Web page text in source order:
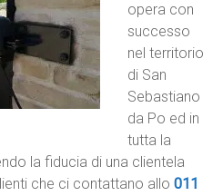
opera con
successo
nel territorio
di San
Sebastiano
da Po ed in
tutta la
la fiducia di una clientela
che ci contattano allo011